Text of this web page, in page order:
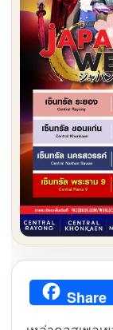
Share